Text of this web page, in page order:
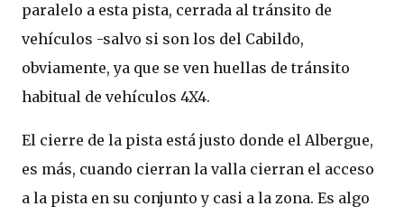
paralelo a esta pista, cerrada al tránsito de
vehículos -salvo si son los del Cabildo,
obviamente, ya que se ven huellas de tránsito
habitual de vehículos 4X4.
El cierre de la pista está justo donde el Albergue,
es más, cuando cierran la valla cierran el acceso
a la pista en su conjunto y casi a la zona. Es algo